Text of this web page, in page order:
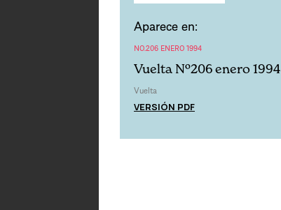
Aparece en:
NO.206 ENERO 1994
Vuelta Nº206 enero 1994
Vuelta
VERSIÓN PDF